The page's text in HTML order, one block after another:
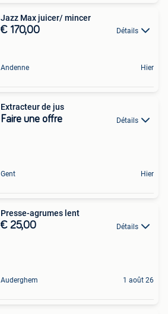
Jazz Max juicer/ mincer
€ 170,00 Détails
Andenne Hier
Extracteur de jus
Faire une offre Détails
Gent Hier
Presse-agrumes lent
€ 25,00 Détails
Auderghem 1 août 26